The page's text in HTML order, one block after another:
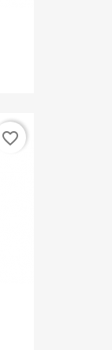
favorite_border